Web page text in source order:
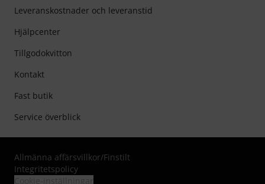
Leveranskostnader och leveranstid
Hjälpcenter
Tillgodokvitton
Kontakt
Fast butik
Service överblick
Allmänna affärsvillkor/Finstilt
Integritetspolicy